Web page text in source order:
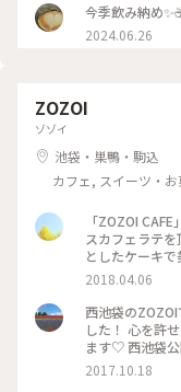
2024.06.26
ZOZOI
ゾゾイ
池袋・巣鴨・駒込
カフェ, スイーツ・
「ZOZOI
スカフェラテ
としたケーキ
#2018 #ケーキ
2018.04.06
西池袋の
した！ 心を許
ます♡ 西池袋
ゴマのチーズ
#ZOZOI #カフ
2017.10.18